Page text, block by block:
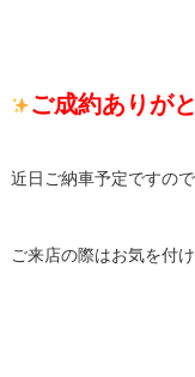
ご成約ありが
近日ご納車予定ですの
ご来店の際はお気を付